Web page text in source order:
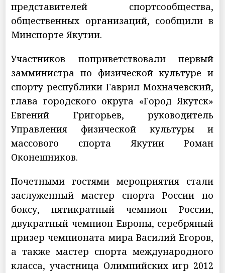
представителей спортсообщества,
общественных организаций, сообщили в
Минспорте Якутии.
Участников поприветствовали первый
замминистра по физической культуре и
спорту республики Гаврил Мохначевский,
глава городского округа «Город Якутск»
Евгений Григорьев, руководитель
Управления физической культуры и
массового спорта Якутии Роман
Оконешников.
Почетными гостями мероприятия стали
заслуженный мастер спорта России по
боксу, пятикратный чемпион России,
двукратный чемпион Европы, серебряный
призер чемпионата мира Василий Егоров,
а также мастер спорта международного
класса, участница Олимпийских игр 2012